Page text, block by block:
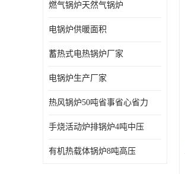
燃气锅炉天然气锅炉
电锅炉供暖面积
蓄热式电热锅炉厂家
电锅炉生产厂家
热风锅炉50吨省事省心省力
手烧活动炉排锅炉4吨中压
有机热载体锅炉8吨高压